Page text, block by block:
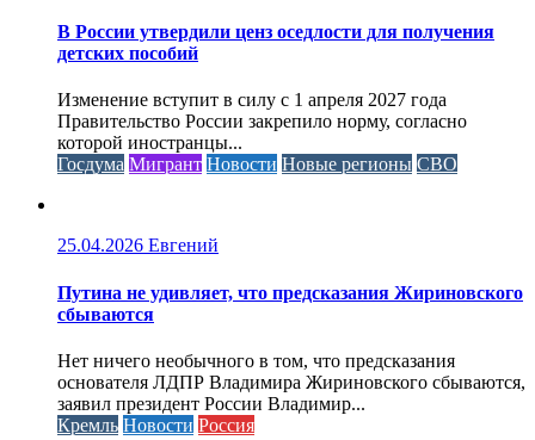
В России утвердили ценз оседлости для получения
детских пособий
Изменение вступит в силу с 1 апреля 2027 года
Правительство России закрепило норму, согласно
которой иностранцы...
Госдума Мигрант Новости Новые регионы СВО
25.04.2026 Евгений
Путина не удивляет, что предсказания Жириновского
сбываются
Нет ничего необычного в том, что предсказания
основателя ЛДПР Владимира Жириновского сбываются,
заявил президент России Владимир...
Кремль Новости Россия